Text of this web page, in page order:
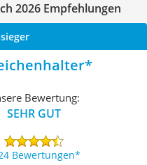
2026 Empfehlungen
Bewertung:
SEHR GUT
Bewertungen